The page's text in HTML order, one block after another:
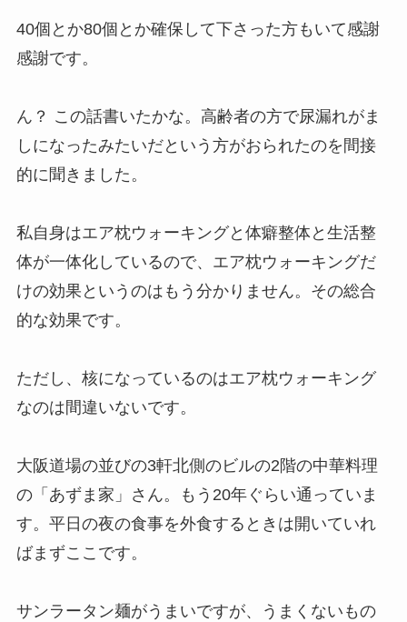
40個とか80個とか確保して下さった方もいて感謝
感謝です。
ん？ この話書いたかな。高齢者の方で尿漏れがま
しになったみたいだという方がおられたのを間接
的に聞きました。
私自身はエア枕ウォーキングと体癖整体と生活整
体が一体化しているので、エア枕ウォーキングだ
けの効果というのはもう分かりません。その総合
的な効果です。
ただし、核になっているのはエア枕ウォーキング
なのは間違いないです。
大阪道場の並びの3軒北側のビルの2階の中華料理
の「あずま家」さん。もう20年ぐらい通っていま
す。平日の夜の食事を外食するときは開いていれ
ばまずここです。
サンラータン麺がうまいですが、うまくないもの